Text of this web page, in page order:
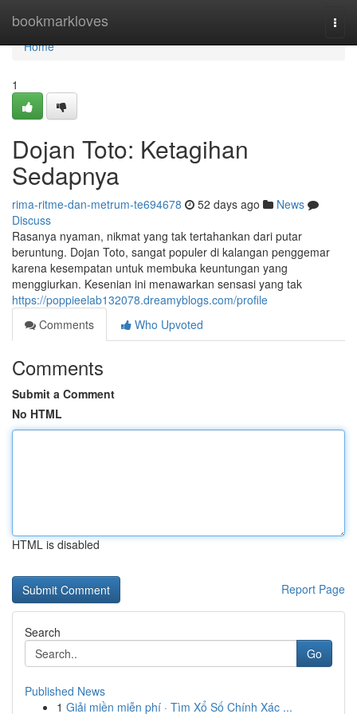
bookmarkloves
Home
Home
1
Dojan Toto: Ketagihan
Sedapnya
rima-ritme-dan-metrum-te694678 52 days ago
News
Discuss
Rasanya nyaman, nikmat yang tak tertahankan dari putar
beruntung. Dojan Toto, sangat populer di kalangan penggemar
karena kesempatan untuk membuka keuntungan yang
menggiurkan. Kesenian ini menawarkan sensasi yang tak
https://poppieelab132078.dreamyblogs.com/profile
Comments
Who Upvoted
Comments
Submit a Comment
No HTML
HTML is disabled
Report Page
Search
Go
Published News
1 Giải miền miễn phí · Tìm Xổ Số Chính Xác ...